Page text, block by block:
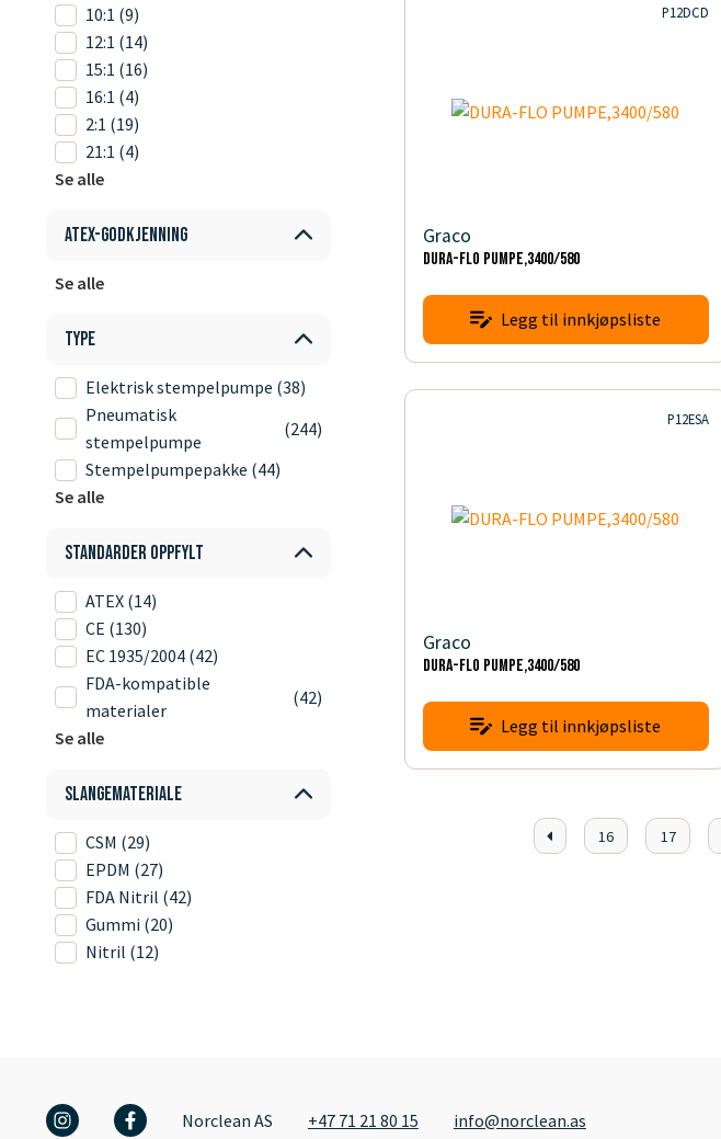
10:1 (9)
12:1 (14)
15:1 (16)
16:1 (4)
2:1 (19)
21:1 (4)
Se alle
ATEX-godkjenning
Se alle
Type
Elektrisk stempelpumpe (38)
Pneumatisk
stempelpumpe
(244)
Stempelpumpepakke (44)
Se alle
Standarder oppfylt
ATEX (14)
CE (130)
EC 1935/2004 (42)
FDA-kompatible
materialer
(42)
Se alle
Slangemateriale
CSM (29)
EPDM (27)
FDA Nitril (42)
Gummi (20)
Nitril (12)
P12DCD
Graco
DURA-FLO PUMPE,3400/580
Legg til innkjøpsliste
P12ESA
Graco
DURA-FLO PUMPE,3400/580
Legg til innkjøpsliste
16 17
Norclean AS +47 71 21 80 15 info@norclean.as